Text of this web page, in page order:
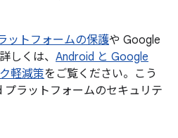
ットフォームの保護や Google
しくは、 Android と Google
軽減策をご覧ください。こう
プラットフォームのセキュリテ